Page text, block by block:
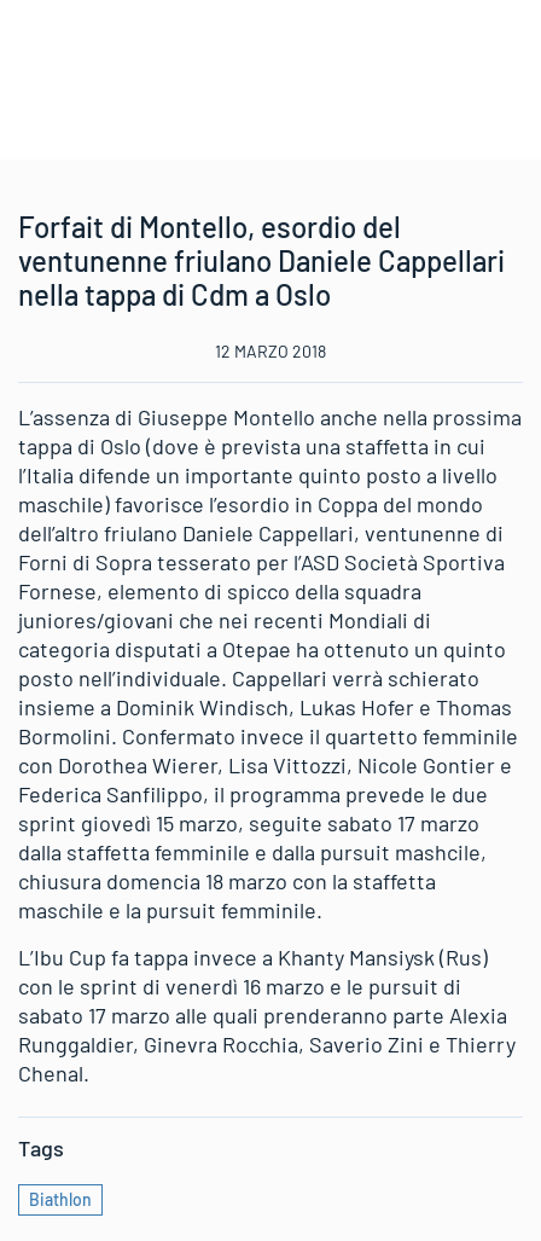
Forfait di Montello, esordio del
ventunenne friulano Daniele Cappellari
nella tappa di Cdm a Oslo
12 MARZO 2018
L’assenza di Giuseppe Montello anche nella prossima
tappa di Oslo (dove è prevista una staffetta in cui
l’Italia difende un importante quinto posto a livello
maschile) favorisce l’esordio in Coppa del mondo
dell’altro friulano Daniele Cappellari, ventunenne di
Forni di Sopra tesserato per l’ASD Società Sportiva
Fornese, elemento di spicco della squadra
juniores/giovani che nei recenti Mondiali di
categoria disputati a Otepae ha ottenuto un quinto
posto nell’individuale. Cappellari verrà schierato
insieme a Dominik Windisch, Lukas Hofer e Thomas
Bormolini. Confermato invece il quartetto femminile
con Dorothea Wierer, Lisa Vittozzi, Nicole Gontier e
Federica Sanfilippo, il programma prevede le due
sprint giovedì 15 marzo, seguite sabato 17 marzo
dalla staffetta femminile e dalla pursuit mashcile,
chiusura domencia 18 marzo con la staffetta
maschile e la pursuit femminile.
L’Ibu Cup fa tappa invece a Khanty Mansiysk (Rus)
con le sprint di venerdì 16 marzo e le pursuit di
sabato 17 marzo alle quali prenderanno parte Alexia
Runggaldier, Ginevra Rocchia, Saverio Zini e Thierry
Chenal.
Tags
Biathlon